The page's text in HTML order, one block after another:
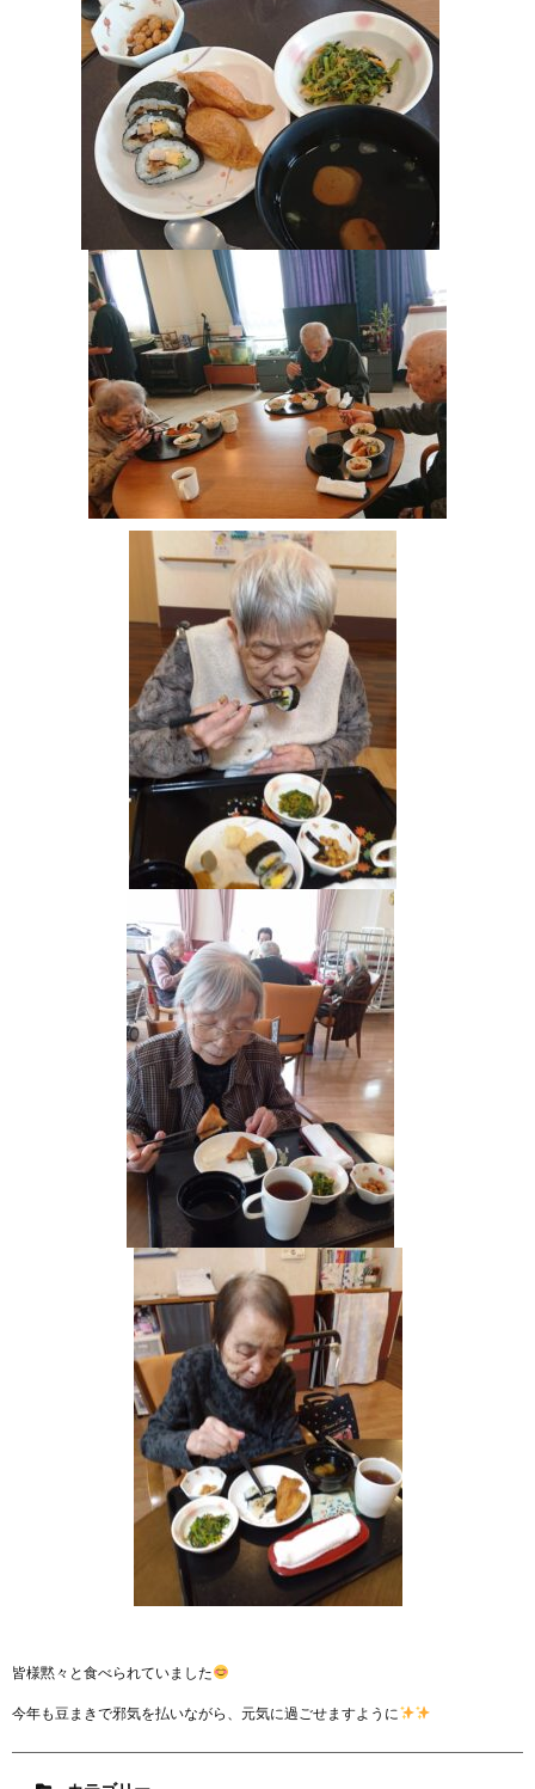
皆様黙々と食べられていました
今年も豆まきで邪気を払いながら、元気に過ごせますように